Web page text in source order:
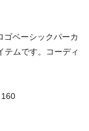
ベーシックパーカ
テムです。コーディ